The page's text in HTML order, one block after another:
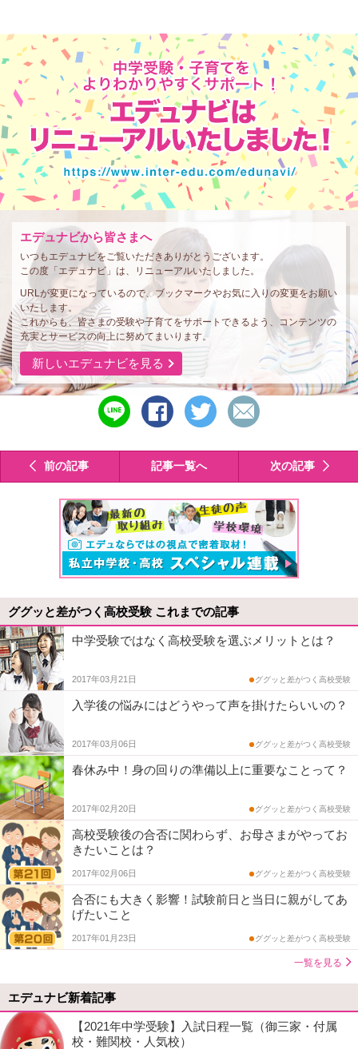
エデュナビから皆さまへ
いつもエデュナビをご覧いただきありがとうございます。
この度「エデュナビ」は、リニューアルいたしました。
URLが変更になっているので、ブックマークやお気に入りの変更をお願い
いたします。
これからも、皆さまの受験や子育てをサポートできるよう、コンテンツの
充実とサービスの向上に努めてまいります。
新しいエデュナビを見る
line
で
る
シ
ェ
す
る
ツ
イ
ト
す
る
メ
ー
で
る
前の記事 記事一覧へ 次の記事
ググッと差がつく高校受験 これまでの記事
中学受験ではなく高校受験を選ぶメリットとは？
2017年03月21日 ググッと差がつく高校受験
入学後の悩みにはどうやって声を掛けたらいいの？
2017年03月06日 ググッと差がつく高校受験
春休み中！身の回りの準備以上に重要なことって？
2017年02月20日 ググッと差がつく高校受験
高校受験後の合否に関わらず、お母さまがやってお
きたいことは？
2017年02月06日 ググッと差がつく高校受験
合否にも大きく影響！試験前日と当日に親がしてあ
げたいこと
2017年01月23日 ググッと差がつく高校受験
一覧を見る
エデュナビ新着記事
【2021年中学受験】入試日程一覧（御三家・付属
校・難関校・人気校）